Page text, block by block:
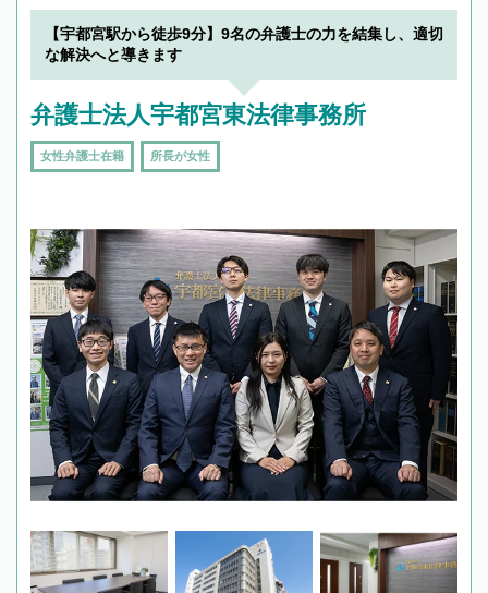
【宇都宮駅から徒歩9分】9名の弁護士の力を結集し、適切
な解決へと導きます
弁護士法人宇都宮東法律事務所
女性弁護士在籍 所長が女性